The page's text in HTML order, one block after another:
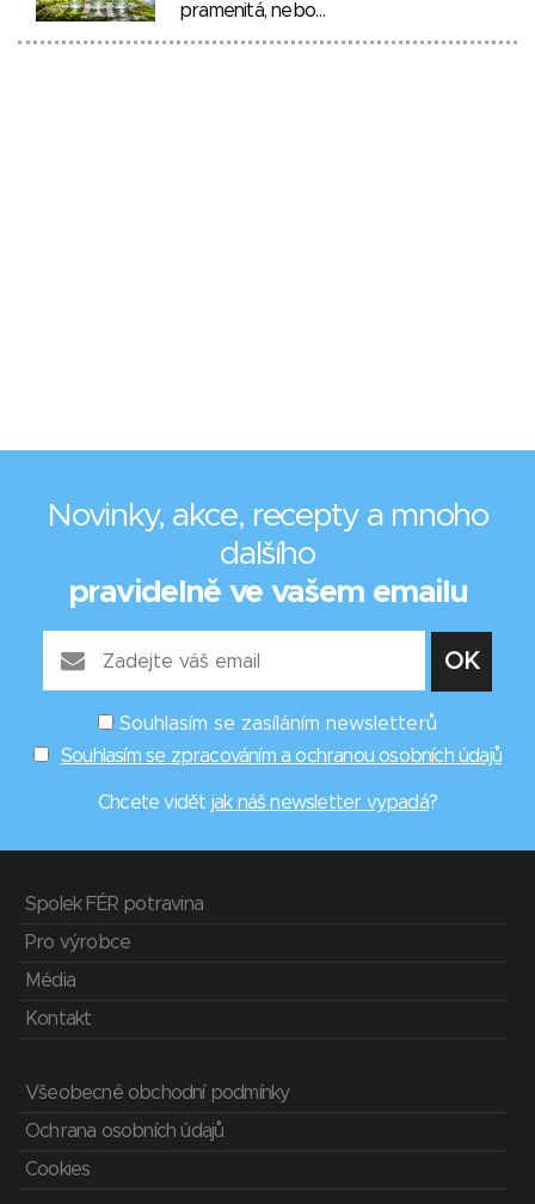
pramenitá, nebo…
Novinky, akce, recepty a mnoho
dalšího
pravidelně ve vašem emailu
Souhlasím se zasíláním newsletterů
Souhlasím se zpracováním a ochranou osobních údajů
Chcete vidět jak náš newsletter vypadá?
Spolek FÉR potravina
Pro výrobce
Média
Kontakt
Všeobecné obchodní podmínky
Ochrana osobních údajů
Cookies